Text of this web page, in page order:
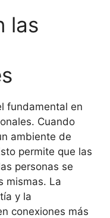
las
fundamental en
Cuando
ambiente de
permite que las
personas se
mismas. La
y la
conexiones más